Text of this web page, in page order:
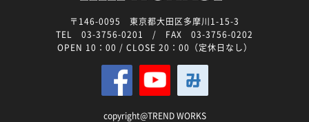
〒146-0095 東京都大田区多摩川1-15-3
TEL 03-3756-0201
/ FAX 03-3756-0202
OPEN 10：00 / CLOSE 20：00（定休日なし）
copyright@TREND WORKS